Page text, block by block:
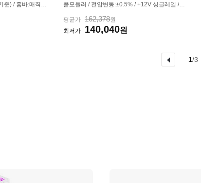
준) / 홈바:매직스
보관] / 위생:항균
/ [디자인] / 재질:
풀모듈러 / 전압변동:±0.5% / +12V 싱글레일 /
140mm / 무상 10년 / [커넥터] / 메인전원:24핀
(20+4) / 보조전원:8핀x1, (4+4)핀x1 / PCIe 16
평균가 162,378원
최저가
140,040원
이
전
현
1/총
3